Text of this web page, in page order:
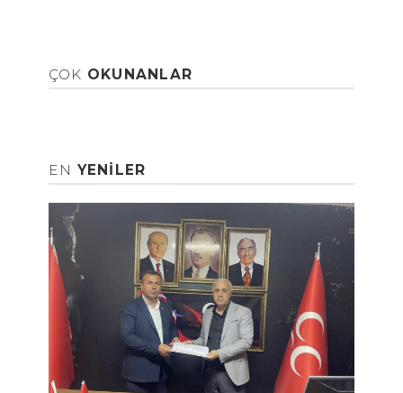
ÇOK OKUNANLAR
EN YENILER